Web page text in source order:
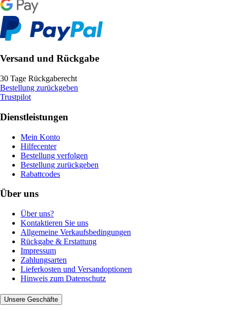
Versand und Rückgabe
30 Tage Rückgaberecht
Bestellung zurückgeben
Trustpilot
Dienstleistungen
Mein Konto
Hilfecenter
Bestellung verfolgen
Bestellung zurückgeben
Rabattcodes
Über uns
Über uns?
Kontaktieren Sie uns
Allgemeine Verkaufsbedingungen
Rückgabe & Erstattung
Impressum
Zahlungsarten
Lieferkosten und Versandoptionen
Hinweis zum Datenschutz
Unsere Geschäfte